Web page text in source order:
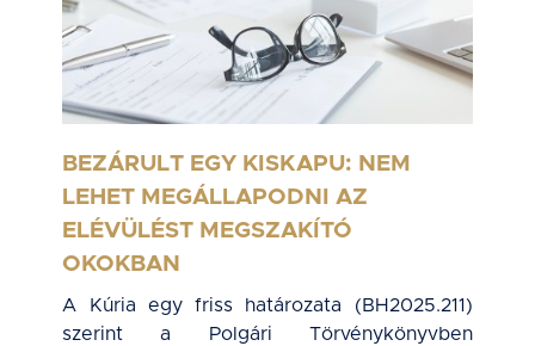
BEZÁRULT EGY KISKAPU: NEM
LEHET MEGÁLLAPODNI AZ
ELÉVÜLÉST MEGSZAKÍTÓ
OKOKBAN
A Kúria egy friss határozata (BH2025.211)
szerint a Polgári Törvénykönyvben